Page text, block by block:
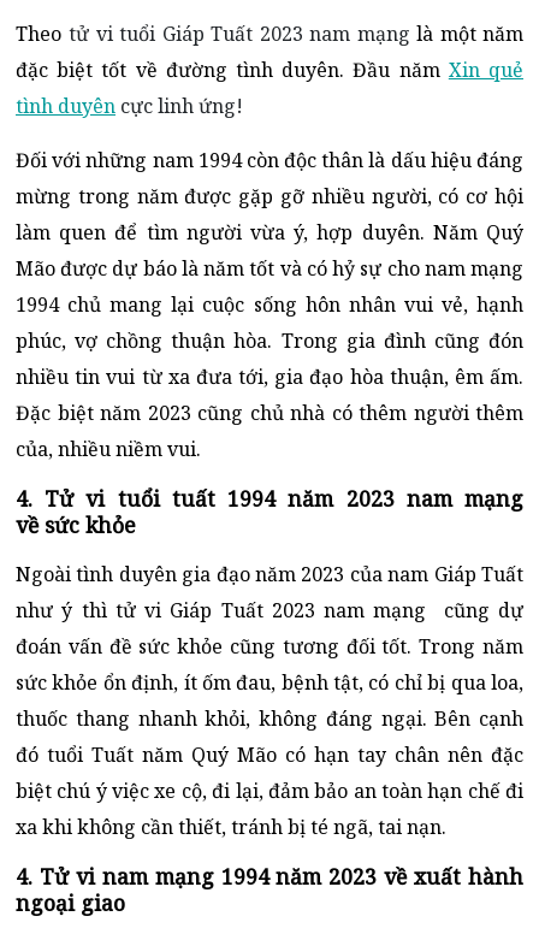
Theo tử vi tuổi Giáp Tuất 2023 nam mạng là một năm
đặc biệt tốt về đường tình duyên. Đầu năm Xin quẻ
tình duyên cực linh ứng!
Đối với những nam 1994 còn độc thân là dấu hiệu đáng
mừng trong năm được gặp gỡ nhiều người, có cơ hội
làm quen để tìm người vừa ý, hợp duyên. Năm Quý
Mão được dự báo là năm tốt và có hỷ sự cho nam mạng
1994 chủ mang lại cuộc sống hôn nhân vui vẻ, hạnh
phúc, vợ chồng thuận hòa. Trong gia đình cũng đón
nhiều tin vui từ xa đưa tới, gia đạo hòa thuận, êm ấm.
Đặc biệt năm 2023 cũng chủ nhà có thêm người thêm
của, nhiều niềm vui.
4. Tử vi tuổi tuất 1994 năm 2023 nam mạng
về sức khỏe
Ngoài tình duyên gia đạo năm 2023 của nam Giáp Tuất
như ý thì tử vi Giáp Tuất 2023 nam mạng cũng dự
đoán vấn đề sức khỏe cũng tương đối tốt. Trong năm
sức khỏe ổn định, ít ốm đau, bệnh tật, có chỉ bị qua loa,
thuốc thang nhanh khỏi, không đáng ngại. Bên cạnh
đó tuổi Tuất năm Quý Mão có hạn tay chân nên đặc
biệt chú ý việc xe cộ, đi lại, đảm bảo an toàn hạn chế đi
xa khi không cần thiết, tránh bị té ngã, tai nạn.
4. Tử vi nam mạng 1994 năm 2023 về xuất hành
ngoại giao